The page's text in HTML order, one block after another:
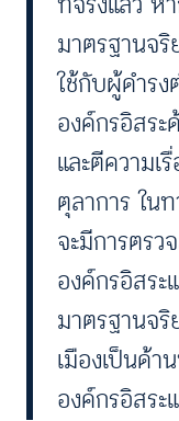
มาตรฐานจ
ใช้กับผู้ดำร
องค์กรอิสระ
และตีความเ
ตุลาการ ใน
จะมีการตรว
องค์กรอิสระ
มาตรฐานจ
เมืองเป็นด้
องค์กรอิสระ